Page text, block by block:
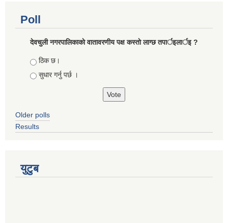
Poll
देवचुली नगरपालिकाकाे वातावरणीय पक्ष कस्ताे लाग्छ तपार्इलार्इ ?
Choices
ठिक छ।
सुधार गर्नु पर्छ ।
Older polls
Results
युटुब